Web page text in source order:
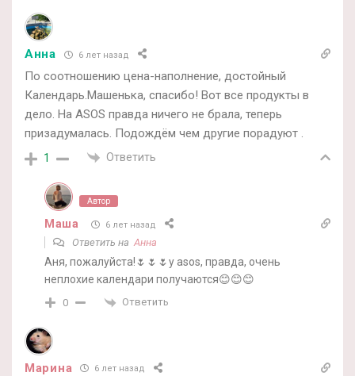
Анна 6 лет назад
По соотношению цена-наполнение, достойный
Календарь.Машенька, спасибо! Вот все продукты в
дело. На ASOS правда ничего не брала, теперь
призадумалась. Подождём чем другие порадуют .
1 Ответить
Автор
Маша 6 лет назад
Ответить наАнна
Аня, пожалуйста!🌷🌷🌷у asos, правда, очень
неплохие календари получаются😊😊😊
0 Ответить
Марина 6 лет назад